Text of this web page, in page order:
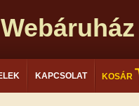
KAPCSOLAT KOSÁR